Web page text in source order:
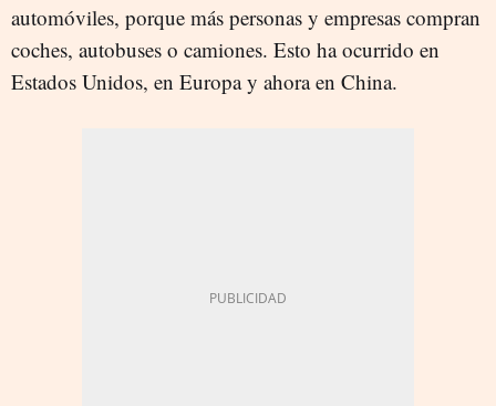
automóviles, porque más personas y empresas compran
coches, autobuses o camiones. Esto ha ocurrido en
Estados Unidos, en Europa y ahora en China.